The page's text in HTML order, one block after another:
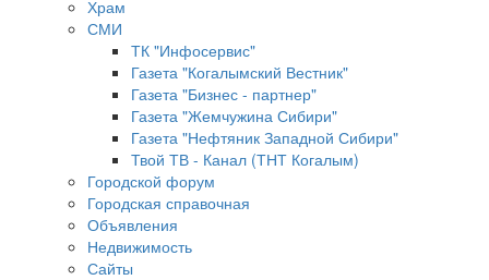
Храм
СМИ
ТК "Инфосервис"
Газета "Когалымский Вестник"
Газета "Бизнес - партнер"
Газета "Жемчужина Сибири"
Газета "Нефтяник Западной Сибири"
Твой ТВ - Канал (ТНТ Когалым)
Городской форум
Городская справочная
Объявления
Недвижимость
Сайты